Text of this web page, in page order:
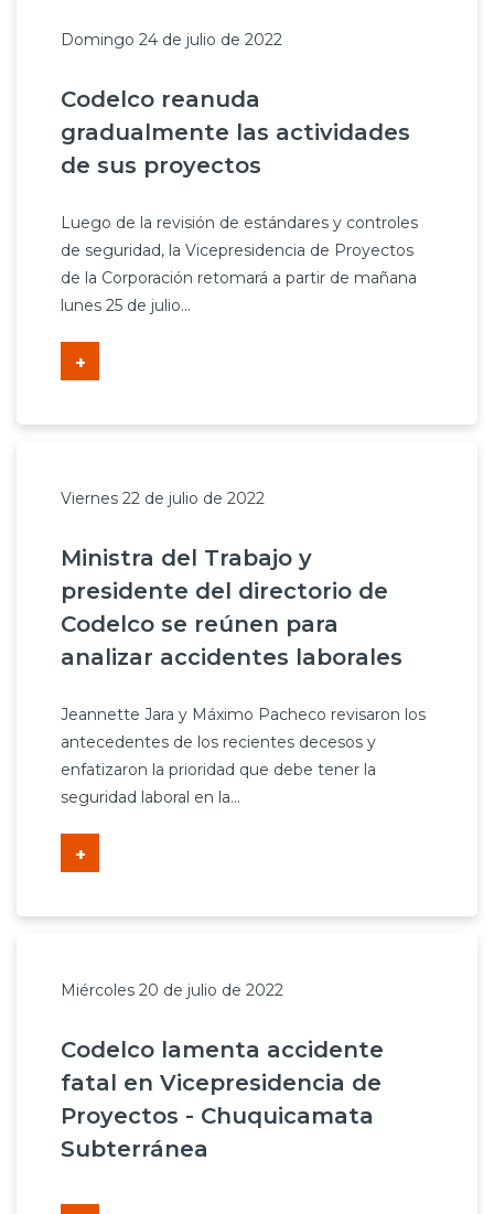
Domingo 24 de julio de 2022
Codelco reanuda
gradualmente las actividades
de sus proyectos
Luego de la revisión de estándares y controles
de seguridad, la Vicepresidencia de Proyectos
de la Corporación retomará a partir de mañana
lunes 25 de julio...
+
Viernes 22 de julio de 2022
Ministra del Trabajo y
presidente del directorio de
Codelco se reúnen para
analizar accidentes laborales
Jeannette Jara y Máximo Pacheco revisaron los
antecedentes de los recientes decesos y
enfatizaron la prioridad que debe tener la
seguridad laboral en la...
+
Miércoles 20 de julio de 2022
Codelco lamenta accidente
fatal en Vicepresidencia de
Proyectos - Chuquicamata
Subterránea